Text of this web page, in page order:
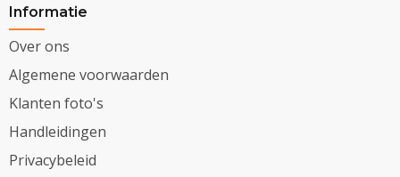
Informatie
Over ons
Algemene voorwaarden
Klanten foto's
Handleidingen
Privacybeleid